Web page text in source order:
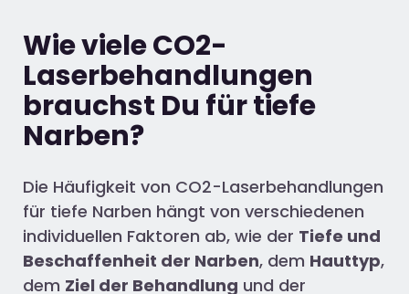
Wie viele CO2-
Laserbehandlungen
brauchst Du für tiefe
Narben?
Die Häufigkeit von CO2-Laserbehandlungen
für tiefe Narben hängt von verschiedenen
individuellen Faktoren ab, wie der Tiefe und
Beschaffenheit der Narben, dem Hauttyp,
dem Ziel der Behandlung und der